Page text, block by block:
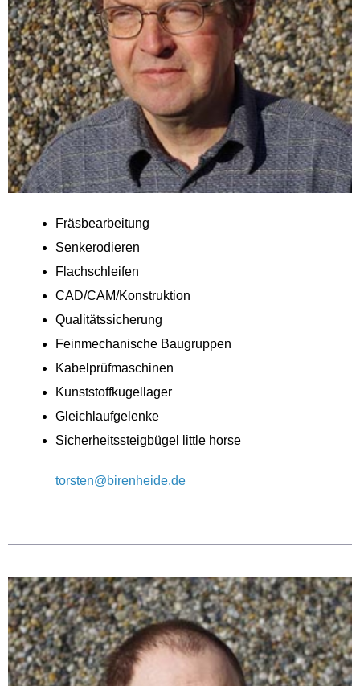
Fräsbearbeitung
Senkerodieren
Flachschleifen
CAD/CAM/Konstruktion
Qualitätssicherung
Feinmechanische Baugruppen
Kabelprüfmaschinen
Kunststoffkugellager
Gleichlaufgelenke
Sicherheitssteigbügel little horse
torsten@birenheide.de